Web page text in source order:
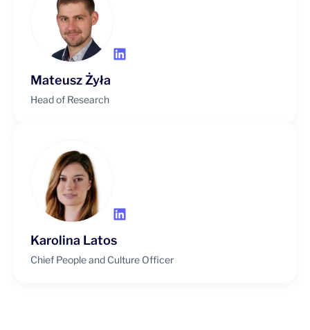
Mateusz Żyła
Head of Research
Karolina Latos
Chief People and Culture Officer